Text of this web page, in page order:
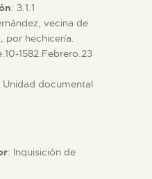
: 3.1.1
vecina de
por hechicería.
1582.Febrero.23
Unidad documental
: Inquisición de